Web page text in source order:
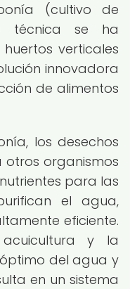
(cultivo de
técnica se ha
verticales
innovadora
de alimentos
los desechos
organismos
para las
el agua,
eficiente.
y la
del agua y
en un sistema